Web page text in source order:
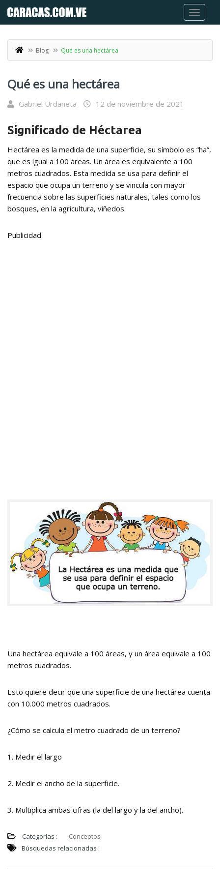
Blog Qué es una hectárea
Qué es una hectárea
Gabriel Urdaneta 12 de noviembre de 2021
Significado de Héctarea
Hectárea es la medida de una superficie, su símbolo es “ha”,
que es igual a 100 áreas. Un área es equivalente a 100
metros cuadrados. Esta medida se usa para definir el
espacio que ocupa un terreno y se vincula con mayor
frecuencia sobre las superficies naturales, tales como los
bosques, en la agricultura, viñedos.
Publicidad
Una hectárea equivale a 100 áreas, y un área equivale a 100
metros cuadrados.
Esto quiere decir que una superficie de una hectárea cuenta
con 10.000 metros cuadrados.
¿Cómo se calcula el metro cuadrado de un terreno?
1. Medir el largo
2. Medir el ancho de la superficie.
3. Multiplica ambas cifras (la del largo y la del ancho).
Categorías :
Conceptos
Búsquedas relacionadas :